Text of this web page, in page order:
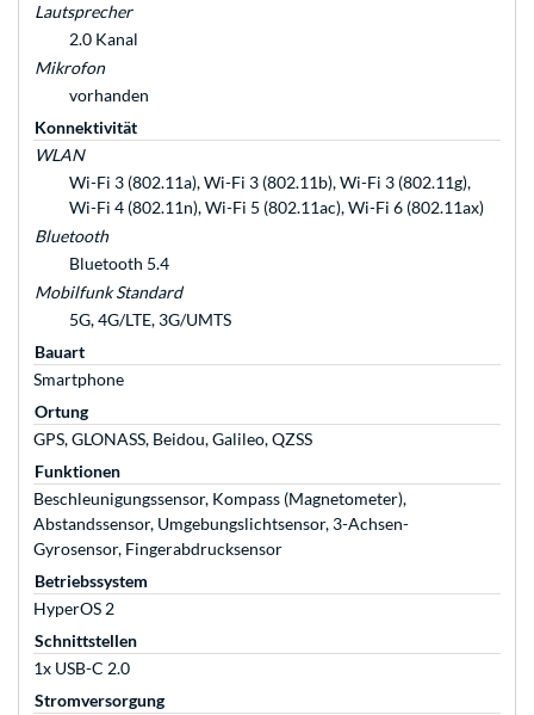
Lautsprecher
2.0 Kanal
Mikrofon
vorhanden
Konnektivität
WLAN
Wi-Fi 3 (802.11a), Wi-Fi 3 (802.11b), Wi-Fi 3 (802.11g),
Wi-Fi 4 (802.11n), Wi-Fi 5 (802.11ac), Wi-Fi 6 (802.11ax)
Bluetooth
Bluetooth 5.4
Mobilfunk Standard
5G, 4G/LTE, 3G/UMTS
Bauart
Smartphone
Ortung
GPS, GLONASS, Beidou, Galileo, QZSS
Funktionen
Beschleunigungssensor, Kompass (Magnetometer),
Abstandssensor, Umgebungslichtsensor, 3-Achsen-
Gyrosensor, Fingerabdrucksensor
Betriebssystem
HyperOS 2
Schnittstellen
1x USB-C 2.0
Stromversorgung